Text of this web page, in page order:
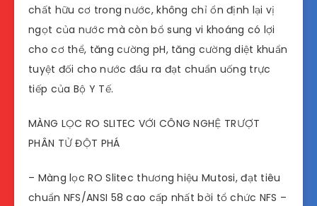
chất hữu cơ trong nước, không chỉ ổn định lại vị
ngọt của nước mà còn bổ sung vi khoáng có lợi
cho cơ thể, tăng cường pH, tăng cường diệt khuẩn
tuyệt đối cho nước đầu ra đạt chuẩn uống trực
tiếp của Bộ Y Tế.
MÀNG LỌC RO SLITEC VỚI CÔNG NGHỆ TRƯỢT
PHÂN TỬ ĐỘT PHÁ
– Màng lọc RO Slitec thương hiệu Mutosi, đạt tiêu
chuẩn NFS/ANSI 58 cao cấp nhất bởi tổ chức NFS –